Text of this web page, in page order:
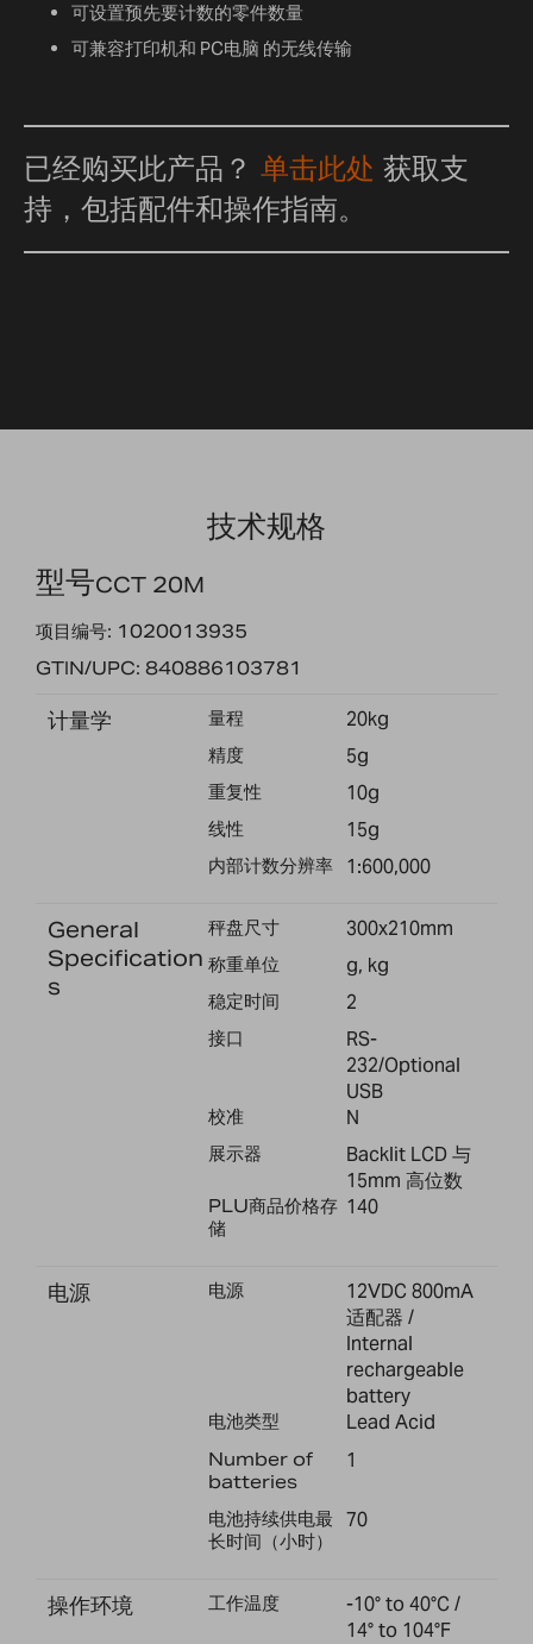
可设置预先要计数的零件数量
可兼容打印机和 PC电脑 的无线传输
已经购买此产品？ 单击此处 获取支
持，包括配件和操作指南。
技术规格
型号CCT 20M
项目编号: 1020013935
GTIN/UPC: 840886103781
计量学 量程 20kg
精度 5g
重复性 10g
线性 15g
内部计数分辨率 1:600,000
General
Specification
s
秤盘尺寸 300x210mm
称重单位 g, kg
稳定时间 2
接口
RS-
232/Optional
USB
校准 N
展示器
Backlit LCD 与
15mm 高位数
PLU商品价格存
储
140
电源 电源
12VDC 800mA
适配器 /
Internal
rechargeable
battery
电池类型 Lead Acid
Number of
batteries
1
电池持续供电最
长时间（小时）
70
操作环境 工作温度
-10° to 40°C /
14° to 104°F